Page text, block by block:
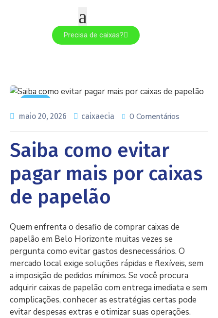
Precisa de caixas?
maio 20, 2026
caixaecia 0 Comentários
Saiba como evitar
pagar mais por caixas
de papelão
Quem enfrenta o desafio de comprar caixas de
papelão em Belo Horizonte muitas vezes se
pergunta como evitar gastos desnecessários. O
mercado local exige soluções rápidas e flexíveis, sem
a imposição de pedidos mínimos. Se você procura
adquirir caixas de papelão com entrega imediata e sem
complicações, conhecer as estratégias certas pode
evitar despesas extras e otimizar suas operações.